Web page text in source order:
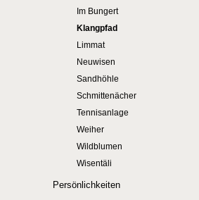
Im Bungert
Klangpfad
Limmat
Neuwisen
Sandhöhle
Schmittenächer
Tennisanlage
Weiher
Wildblumen
Wisentäli
Persönlichkeiten